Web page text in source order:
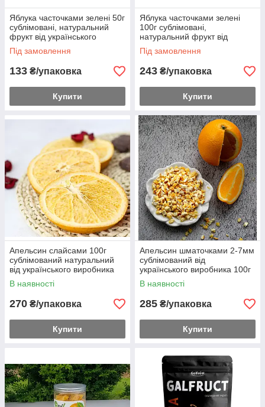
Яблука часточками зелені 50г
сублімовані, натуральний
фрукт від українського
виробника
Під замовлення
133 ₴/упаковка
Купити
Яблука часточками зелені
100г сублімовані,
натуральний фрукт від
українського виробника
Під замовлення
243 ₴/упаковка
Купити
Апельсин слайсами 100г
сублімований натуральний
від українського виробника
В наявності
270 ₴/упаковка
Купити
Апельсин шматочками 2-7мм
сублімований від
українського виробника 100г
В наявності
285 ₴/упаковка
Купити